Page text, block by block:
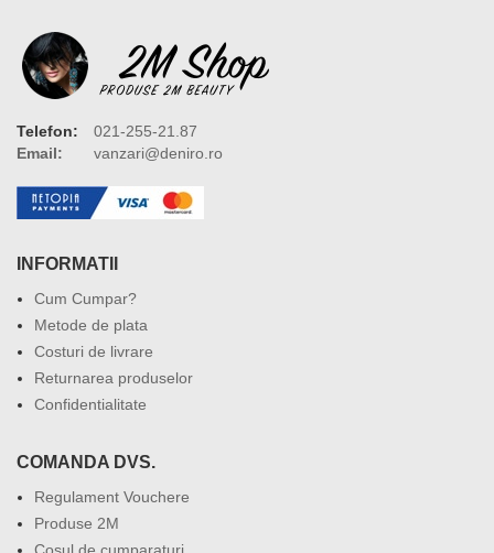
Telefon:
021-255-21.87
Email:
vanzari@deniro.ro
INFORMATII
Cum Cumpar?
Metode de plata
Costuri de livrare
Returnarea produselor
Confidentialitate
COMANDA DVS.
Regulament Vouchere
Produse 2M